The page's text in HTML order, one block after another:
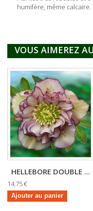
humifère, même calcaire.
VOUS AIMEREZ
HELLEBORE DOUBLE ...
14,75 €
Ajouter au panier